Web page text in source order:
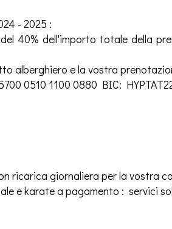
- 2025 :
40% dell'importo totale della
alberghiero e la vostra
0510 1100 0880 BIC:
ricarica giornaliera per la vostra
e karate a pagamento : servici